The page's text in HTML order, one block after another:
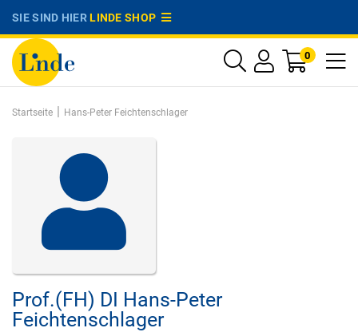
SIE SIND HIERLINDE SHOP
0
Startseite | Hans-Peter Feichtenschlager
Prof.(FH) DI Hans-Peter
Feichtenschlager